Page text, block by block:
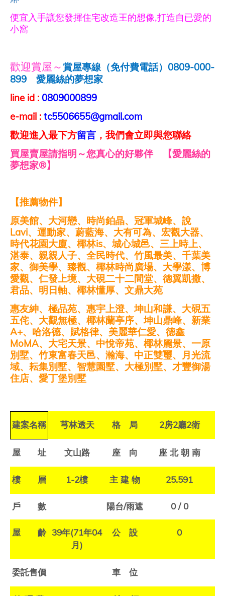
便宜入手讓您發揮住宅改造王的想像,打造自已愛的
小窩
歡迎賞屋～ 賞屋專線（免付費電話） 0809-000-
899 愛麗絲的夢想家
line id : 0809000899
e-mail : tc5506655@gmail.com
歡迎進入最下方留言 ，我們會立即與您聯絡
買屋賣屋請指明～您真心的好夥伴 【愛麗絲的
夢想家®】
【推薦物件】
原美館、大河戀、時尚鉑晶、冠軍城峰、說
Lavi、運動家、蔚藍海、大有可為、宏觀大器、
時代花園大廈、椰林is、城心城邑、三上時上、
湛泰、親親人子、全民時代、竹風最美、千葉美
家、御美學、臻觀、椰林時尚廣場、大學漾、博
愛觀、仁發上境、大硯二十二間堂、德翼凱撒、
君品、明日軸、椰林懂厚、文鼎大苑
惠友紳、極品苑、惠宇上澄、坤山和謙、大硯五
五侘、大觀無極、椰林蘭亭序、坤山鼎峰、新業
A+、哈洛德、賦格律、美麗華仁愛、德鑫
MoMA、大宅天景、中悅帝苑、椰林麗景、一原
別墅、竹東富春天邑、瀚海、中正雙璽、月光流
域、耘集別墅、智慧園墅、大極別墅、才豐御湯
住店、愛丁堡別墅
建案名稱 芎林透天 格 局 2房2廳2衛
屋 址 文山路 座 向 座 北 朝 南
樓 層 1-2樓 主 建 物 25.591
戶 數 陽台/雨遮 0 / 0
屋 齡 39年(71年04
月)
公 設 0
委託售價 車 位